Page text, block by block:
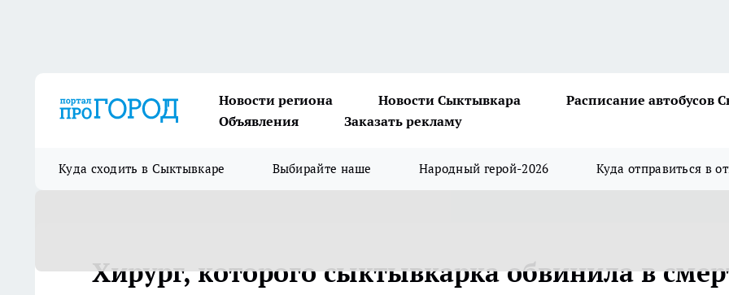
Новости региона Новости Сыктывкара
Расписание автобусов
Объявления
Заказать рекламу
Куда сходить в Сыктывкаре Выбирайте наше Народный герой-2026 Куда отправиться в
Хирург, которого сыктывкарка обвинила в